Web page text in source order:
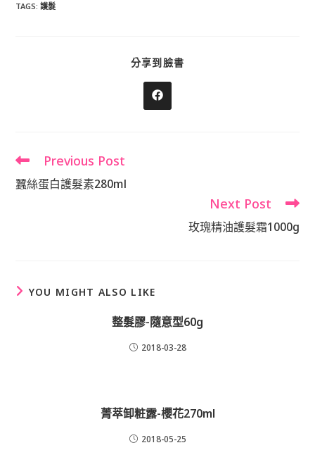
TAGS:護髮
分享到臉書
Opens
in
Read
articles
Previous Post
蠶絲蛋白護髮素280ml
Next Post
玫瑰精油護髮霜1000g
YOU MIGHT ALSO LIKE
整髮膠-隨意型60g
2018-03-28
菁萃卸粧露-櫻花270ml
2018-05-25